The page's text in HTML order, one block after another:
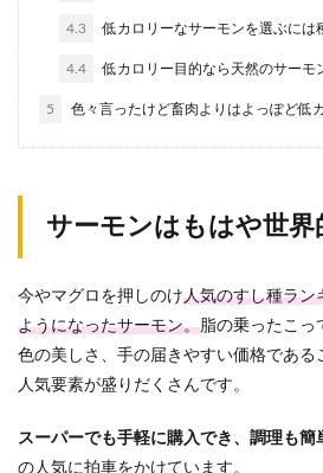
4.3 低カロリーなサーモンを選ぶには
4.4 低カロリー目的なら天然のサーモ
5 色々言ったけど畜肉よりはよっぽど低
サーモンはもはや世界
今やマグロを押しのけ人気のすし種ラン
ようになったサーモン。脂の乗ったこっ
色の美しさ、手の届きやすい価格である
人気要素が盛りだくさんです。
スーパーでも手軽に購入でき、調理も簡
の人気に拍車をかけています。